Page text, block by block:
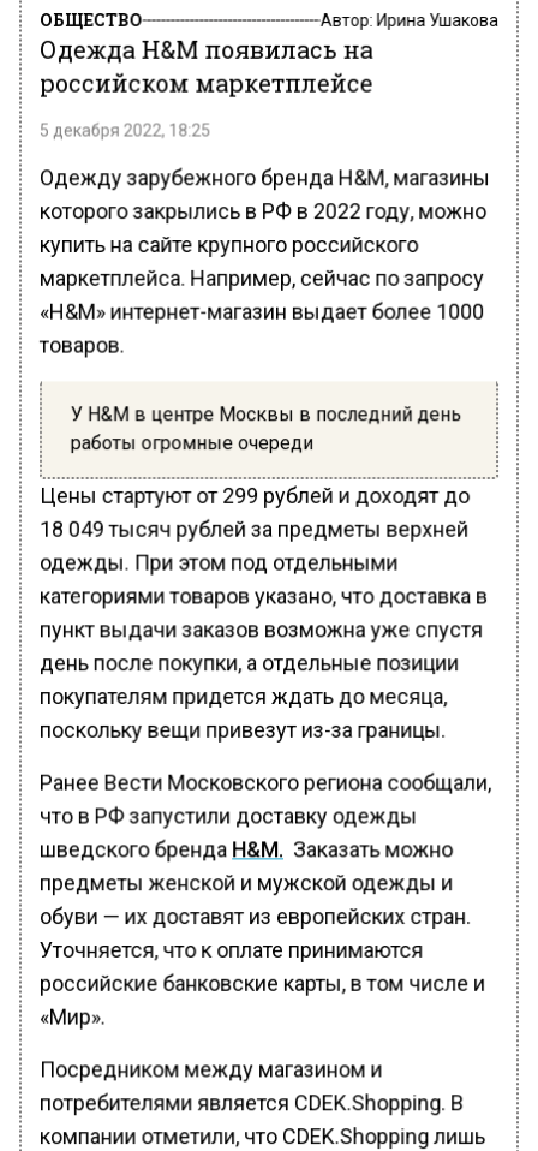
ОБЩЕСТВО Автор: Ирина Ушакова
Одежда H&M появилась на
российском маркетплейсе
5 декабря 2022, 18:25
Одежду зарубежного бренда H&M, магазины
которого закрылись в РФ в 2022 году, можно
купить на сайте крупного российского
маркетплейса. Например, сейчас по запросу
«H&M» интернет-магазин выдает более 1000
товаров.
У H&M в центре Москвы в последний день
работы огромные очереди
Цены стартуют от 299 рублей и доходят до
18 049 тысяч рублей за предметы верхней
одежды. При этом под отдельными
категориями товаров указано, что доставка в
пункт выдачи заказов возможна уже спустя
день после покупки, а отдельные позиции
покупателям придется ждать до месяца,
поскольку вещи привезут из-за границы.
Ранее Вести Московского региона сообщали,
что в РФ запустили доставку одежды
шведского бренда H&M. Заказать можно
предметы женской и мужской одежды и
обуви — их доставят из европейских стран.
Уточняется, что к оплате принимаются
российские банковские карты, в том числе и
«Мир».
Посредником между магазином и
потребителями является CDEK.Shopping. В
компании отметили, что CDEK.Shopping лишь